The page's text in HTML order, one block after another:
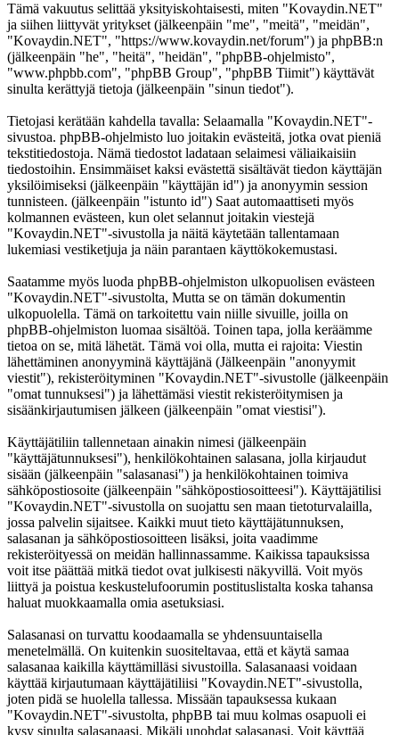
Tämä vakuutus selittää yksityiskohtaisesti, miten "Kovaydin.NET"
ja siihen liittyvät yritykset (jälkeenpäin "me", "meitä", "meidän",
"Kovaydin.NET", "https://www.kovaydin.net/forum") ja phpBB:n
(jälkeenpäin "he", "heitä", "heidän", "phpBB-ohjelmisto",
"www.phpbb.com", "phpBB Group", "phpBB Tiimit") käyttävät
sinulta kerättyjä tietoja (jälkeenpäin "sinun tiedot").
Tietojasi kerätään kahdella tavalla: Selaamalla "Kovaydin.NET"-
sivustoa. phpBB-ohjelmisto luo joitakin evästeitä, jotka ovat pieniä
tekstitiedostoja. Nämä tiedostot ladataan selaimesi väliaikaisiin
tiedostoihin. Ensimmäiset kaksi evästettä sisältävät tiedon käyttäjän
yksilöimiseksi (jälkeenpäin "käyttäjän id") ja anonyymin session
tunnisteen. (jälkeenpäin "istunto id") Saat automaattiseti myös
kolmannen evästeen, kun olet selannut joitakin viestejä
"Kovaydin.NET"-sivustolla ja näitä käytetään tallentamaan
lukemiasi vestiketjuja ja näin parantaen käyttökokemustasi.
Saatamme myös luoda phpBB-ohjelmiston ulkopuolisen evästeen
"Kovaydin.NET"-sivustolta, Mutta se on tämän dokumentin
ulkopuolella. Tämä on tarkoitettu vain niille sivuille, joilla on
phpBB-ohjelmiston luomaa sisältöä. Toinen tapa, jolla keräämme
tietoa on se, mitä lähetät. Tämä voi olla, mutta ei rajoita: Viestin
lähettäminen anonyyminä käyttäjänä (Jälkeenpäin "anonyymit
viestit"), rekisteröityminen "Kovaydin.NET"-sivustolle (jälkeenpäin
"omat tunnuksesi") ja lähettämäsi viestit rekisteröitymisen ja
sisäänkirjautumisen jälkeen (jälkeenpäin "omat viestisi").
Käyttäjätiliin tallennetaan ainakin nimesi (jälkeenpäin
"käyttäjätunnuksesi"), henkilökohtainen salasana, jolla kirjaudut
sisään (jälkeenpäin "salasanasi") ja henkilökohtainen toimiva
sähköpostiosoite (jälkeenpäin "sähköpostiosoitteesi"). Käyttäjätilisi
"Kovaydin.NET"-sivustolla on suojattu sen maan tietoturvalailla,
jossa palvelin sijaitsee. Kaikki muut tieto käyttäjätunnuksen,
salasanan ja sähköpostiosoitteen lisäksi, joita vaadimme
rekisteröityessä on meidän hallinnassamme. Kaikissa tapauksissa
voit itse päättää mitkä tiedot ovat julkisesti näkyvillä. Voit myös
liittyä ja poistua keskustelufoorumin postituslistalta koska tahansa
haluat muokkaamalla omia asetuksiasi.
Salasanasi on turvattu koodaamalla se yhdensuuntaisella
menetelmällä. On kuitenkin suositeltavaa, että et käytä samaa
salasanaa kaikilla käyttämilläsi sivustoilla. Salasanaasi voidaan
käyttää kirjautumaan käyttäjätiliisi "Kovaydin.NET"-sivustolla,
joten pidä se huolella tallessa. Missään tapauksessa kukaan
"Kovaydin.NET"-sivustolta, phpBB tai muu kolmas osapuoli ei
kysy sinulta salasanaasi. Mikäli unohdat salasanasi. Voit käyttää